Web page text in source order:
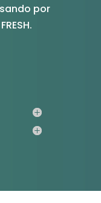
por